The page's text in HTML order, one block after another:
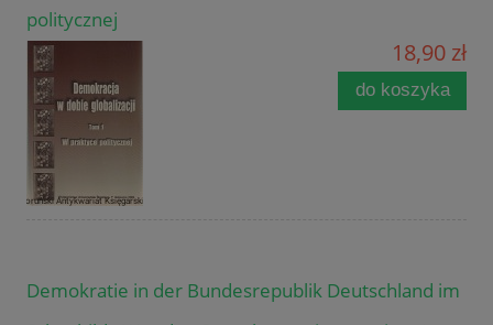
politycznej
18,90 zł
do koszyka
Demokratie in der Bundesrepublik Deutschland im